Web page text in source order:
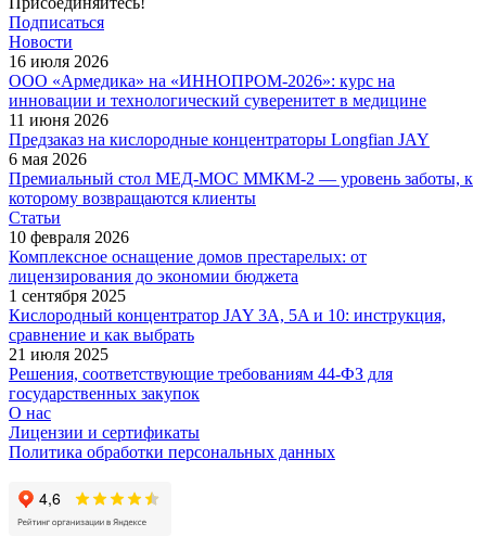
Подписаться
Новости
16 июля 2026
ООО «Армедика» на «ИННОПРОМ-2026»: курс на
инновации и технологический суверенитет в медицине
11 июня 2026
Предзаказ на кислородные концентраторы Longfian JAY
6 мая 2026
Премиальный стол МЕД-МОС ММКМ-2 — уровень заботы, к
которому возвращаются клиенты
Статьи
10 февраля 2026
Комплексное оснащение домов престарелых: от
лицензирования до экономии бюджета
1 сентября 2025
Кислородный концентратор JAY 3A, 5A и 10: инструкция,
сравнение и как выбрать
21 июля 2025
Решения, соответствующие требованиям 44-ФЗ для
государственных закупок
О нас
Лицензии и сертификаты
Политика обработки персональных данных